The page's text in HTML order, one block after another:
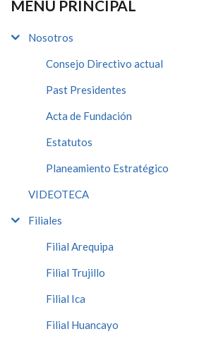
MENÚ PRINCIPAL
Nosotros
Consejo Directivo actual
Past Presidentes
Acta de Fundación
Estatutos
Planeamiento Estratégico
VIDEOTECA
Filiales
Filial Arequipa
Filial Trujillo
Filial Ica
Filial Huancayo